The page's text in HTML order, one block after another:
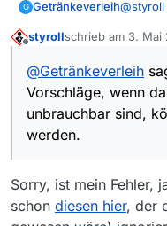
G Getränkeverleih@styroll
@
in
Und
Es soll
die
Sehr
jetzt
styrollschrieb am 3. Mai
zuletzt editiert
@Getränkeverleih
Vorschläge, wenn
unbrauchbar sind,
werden.
Sorry, ist mein Fehler,
schon diesen hier, der